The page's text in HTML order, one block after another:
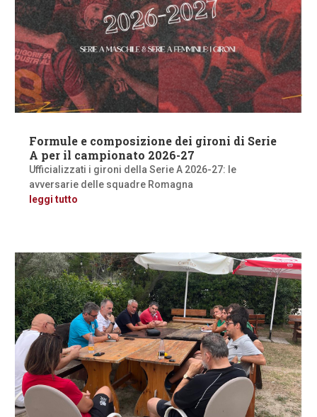
Formule e composizione dei gironi di Serie
A per il campionato 2026-27
Ufficializzati i gironi della Serie A 2026-27: le
avversarie delle squadre Romagna
leggi tutto